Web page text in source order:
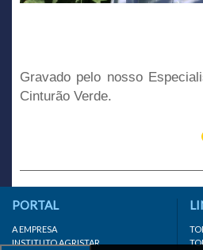
Gravado pelo nosso
Cinturão Verde.
PORTAL
A EMPRESA
INSTITUTO AGRISTAR